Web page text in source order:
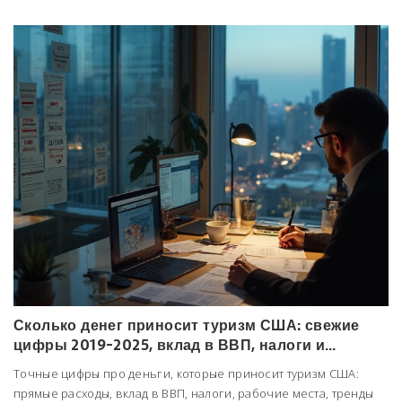
Сколько денег приносит туризм США: свежие
цифры 2019-2025, вклад в ВВП, налоги и
рабочие места
Точные цифры про деньги, которые приносит туризм США:
прямые расходы, вклад в ВВП, налоги, рабочие места, тренды